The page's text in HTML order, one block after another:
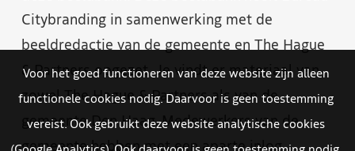
Citybranding in samenwerking met de
beeldredactie van de gemeente en The Hague
& Partners opgezet. Je vindt er materiaal van
zowel The Hague & Partners als van de
gemeente Den Haag. Medewerkers van de
gemeente hebben met een aparte inlog
Voor het goed functioneren van deze website zijn alleen
functionele cookies nodig. Daarvoor is geen toestemming
vereist. Ook gebruikt deze website analytische cookies